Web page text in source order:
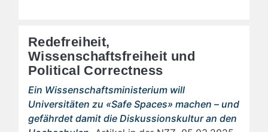
Redefreiheit,
Wissenschaftsfreiheit und
Political Correctness
Ein Wissenschaftsministerium will
Universitäten zu «Safe Spaces» machen – und
gefährdet damit die Diskussionskultur an den